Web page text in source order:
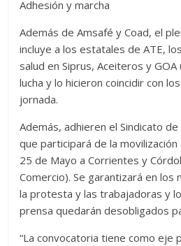
Adhesión y marcha
Además de Amsafé y Coad, el
incluye a los estatales de ATE,
salud en Siprus, Aceiteros y
lucha y lo hicieron coincidir con
jornada.
Además, adhieren el Sindicato
que participará de la
25 de Mayo a Corrientes y
Comercio). Se garantizará en
la protesta y las trabajadoras y
prensa quedarán desobligados
“La convocatoria tiene como eje